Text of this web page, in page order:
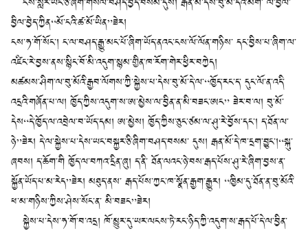
ངས་སླར་ཡང་ཅི་ཞིག་གསལ་བཤད་བྱེད་བསམ་དུས། རྒན་མོ་དེས་བུ་མོ་དེའི་མགོ་ ལ་བྱིལ་
བྱིལ་བྱེད་ཀྱིན“མོ་ངའི་ཚ་མོ་ཡིན”ཟེར།
ངས་ཧ་གོ་སོང་། ང་ལ་བཤད་རྒྱུ་མང་པོ་ཞིག་ཡོད་ནའང་ངས་ལོ་ལོན་གཉིས་ དང་བྱིས་པ་ཞིག་ལ་
འཛིང་རེ་བྱས་ནས་སྙིང་བོ་མི་འདུག་སྙམ་གྱིན་ཁ་རོག་གེར་ཕྱིར་བཀྱེད།
མཚམས་ཤིག་ལ་བུ་མོའི་རྒྱབ་ལོགས་ཀྱི་སྐྱེས་པ་དེས་བུ་མོ་དེ་ལ་“ཁྱོད་རང་ད་ དུང་ལོ་ན་འདི་
འདྲའི་གཞོན་པ་ལ། ཁྱོད་ཀྱིས་འདུག་ས་ཨ་མྱེས་ལ་བྱིན་ན་མི་བཟང་ཨང” ཟེར་བ་ལ། བུ་མོ་
དེས“དེ་ཁྱོད་ལ་འབྲེལ་བ་ཡོད་དམ། ཨ་མྱེས། ཁྱོད་ཀྱིས་ཅུང་ཙམ་ལ་ཤུ་རེ་བྱོས་དང་། ད་ཐོན་ལ་
ཉེ”ཟེར། དེ་ལ་སྐྱེས་པ་དེས་ཡང་བསྐྱར་ཅི་ཞིག་བཤད་བསམ་ དུས། རྒན་མོ་དེ་ཁ་དྲག་བྱུང་།“སྐུ་
ཞབས། ད་ཆོག་གི ཁྱོད་ལ་བཀའ་དྲིན་ཞུ། ད་ནི་ ཐོན་ལའང་ཉེ་བས་རྒད་པོས་ཤུ་རེ་ཞིག་བྱས་ན་
སྐྱོན་ཡོད་པ་མ་རེད”ཟེར། མཐུད་ནས་ རྒད་པོས་ཀྱང་ཁ་སྣོན་རྒྱག་རྒྱུར། “ཁྱིམ་དུ་ཐོན་ན་བུ་མོའི་
ཕ་མ་གཉིས་ཀྱིས་ཤེས་སོང་ན་ མི་བཟང”ཟེར།
སྐྱེས་པ་དེས་ཧ་གོ་བ་འདྲ། ཁོ་མྱུར་དུ་ཡར་ལངས་ཏེ་རང་ཉིད་ཀྱི་འདུག་ས་རྒད་པོ་དེ་ལ་བྱིན་